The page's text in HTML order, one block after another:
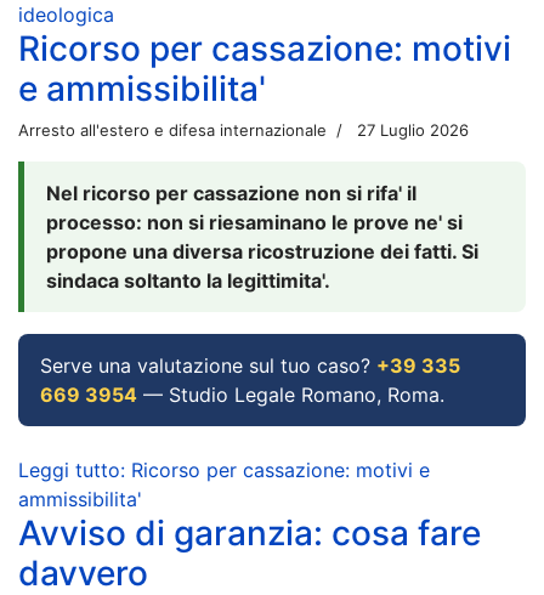
ideologica
Ricorso per cassazione: motivi
e ammissibilita'
Arresto all'estero e difesa internazionale 27 Luglio 2026
Nel ricorso per cassazione non si rifa' il
processo: non si riesaminano le prove ne' si
propone una diversa ricostruzione dei fatti. Si
sindaca soltanto la legittimita'.
Serve una valutazione sul tuo caso? +39 335
669 3954 — Studio Legale Romano, Roma.
Leggi tutto: Ricorso per cassazione: motivi e
ammissibilita'
Avviso di garanzia: cosa fare
davvero